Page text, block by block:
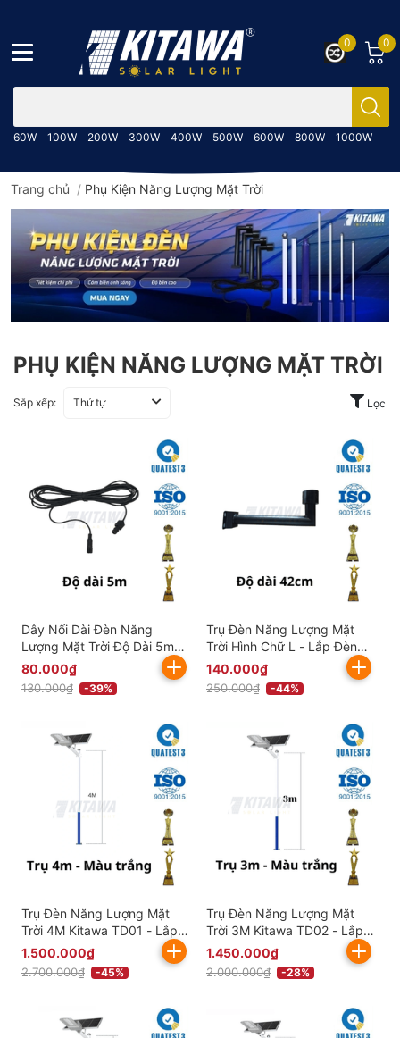
60W 100W 200W 300W 400W 500W 600W 800W 1000W
0
0
Trang chủ / Phụ Kiện Năng Lượng Mặt Trời
PHỤ KIỆN NĂNG LƯỢNG MẶT TRỜI
Sắp xếp: Thứ tự Lọc
Dây Nối Dài Đèn Năng
Lượng Mặt Trời Độ Dài 5m
(2x0,75mm²) DN5M-0,75
80.000₫
130.000₫ -39%
Trụ Đèn Năng Lượng Mặt
Trời Hình Chữ L - Lắp Đèn
Năng Lượng Mặt Trời Đĩa
Bay UFO
140.000₫
250.000₫ -44%
Trụ Đèn Năng Lượng Mặt
Trời 4M Kitawa TD01 - Lắp
Đèn Năng Lượng Mặt Trời
1.500.000₫
2.700.000₫ -45%
Trụ Đèn Năng Lượng Mặt
Trời 3M Kitawa TD02 - Lắp
Đèn Năng Lượng Mặt Trời
1.450.000₫
2.000.000₫ -28%